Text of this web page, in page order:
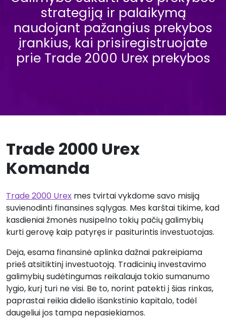
strategiją ir palaikymą
naudojant pažangius prekybos
įrankius, kai prisiregistruojate
prie Trade 2000 Urex prekybos
Trade 2000 Urex
Komanda
Trade 2000 Urex mes tvirtai vykdome savo misiją
suvienodinti finansines sąlygas. Mes karštai tikime, kad
kasdieniai žmonės nusipelno tokių pačių galimybių
kurti gerovę kaip patyręs ir pasiturintis investuotojas.
Deja, esama finansinė aplinka dažnai pakreipiama
prieš atsitiktinį investuotoją. Tradicinių investavimo
galimybių sudėtingumas reikalauja tokio sumanumo
lygio, kurį turi ne visi. Be to, norint patekti į šias rinkas,
paprastai reikia didelio išankstinio kapitalo, todėl
daugeliui jos tampa nepasiekiamos.